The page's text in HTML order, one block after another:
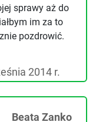
sprawy aż do
im za to
pozdrowić.
2014 r.
Beata Zanko